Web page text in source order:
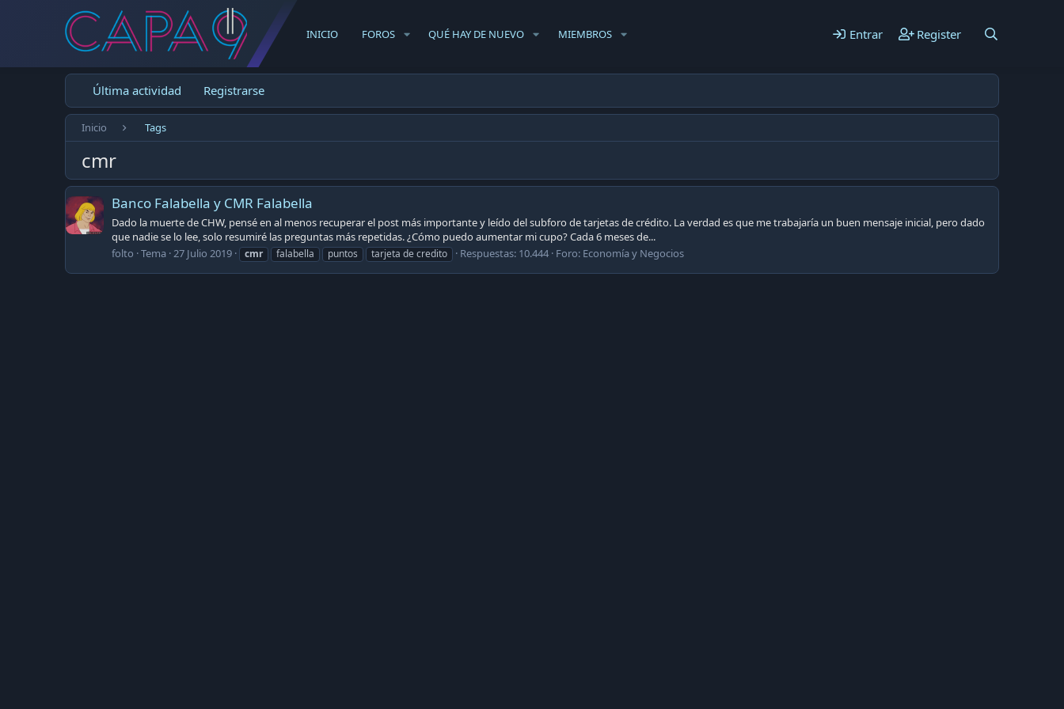
INICIO FOROS QUÉ HAY DE NUEVO MIEMBROS Entrar Register
Última actividad Registrarse
Inicio Tags
cmr
Banco Falabella y CMR Falabella
Dado la muerte de CHW, pensé en al menos recuperar el post más importante y leído del subforo de tarjetas de crédito. La verdad es que me trabajaría un buen mensaje inicial, pero dado
que nadie se lo lee, solo resumiré las preguntas más repetidas. ¿Cómo puedo aumentar mi cupo? Cada 6 meses de...
folto Tema 27 Julio 2019 cmr falabella puntos tarjeta de credito Respuestas: 10.444 Foro: Economía y Negocios